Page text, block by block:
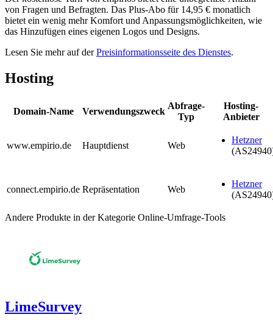
von Fragen und Befragten. Das Plus-Abo für 14,95 € monatlich
bietet ein wenig mehr Komfort und Anpassungsmöglichkeiten, wie
das Hinzufügen eines eigenen Logos und Designs.
Lesen Sie mehr auf derPreisinformationsseite des Dienstes.
Hosting
Domain-Name Verwendungszweck
Abfrage-
Typ
Hosting-
Anbieter
www.empirio.de Hauptdienst Web
Hetzner
connect.empirio.de Repräsentation Web
Hetzner
Andere Produkte in der Kategorie Online-Umfrage-Tools
LimeSurvey